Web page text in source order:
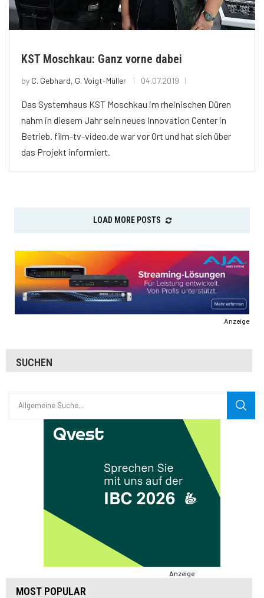
KST Moschkau: Ganz vorne dabei
by C. Gebhard, G. Voigt-Müller 04.07.2019
Das Systemhaus KST Moschkau im rheinischen Düren
nahm in diesem Jahr sein neues Innovation Center in
Betrieb. film-tv-video.de war vor Ort und hat sich über
das Projekt informiert.
LOAD MORE POSTS
Anzeige
SUCHEN
Anzeige
MOST POPULAR